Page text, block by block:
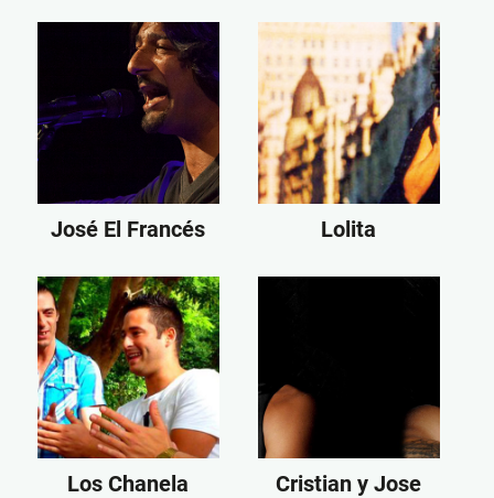
José El Francés Lolita
Los Chanela Cristian y Jose